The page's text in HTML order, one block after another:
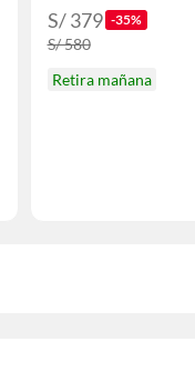
S/ 379 -35%
S/ 580
Retira mañana